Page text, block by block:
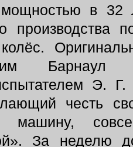
мощностью в 32
производства
Э.
честь
машину,
За неделю